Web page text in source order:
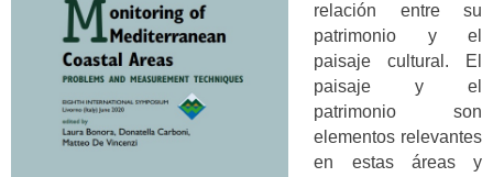
relación entre su
patrimonio y el
paisaje cultural. El
paisaje y el
patrimonio son
elementos relevantes
en estas áreas y